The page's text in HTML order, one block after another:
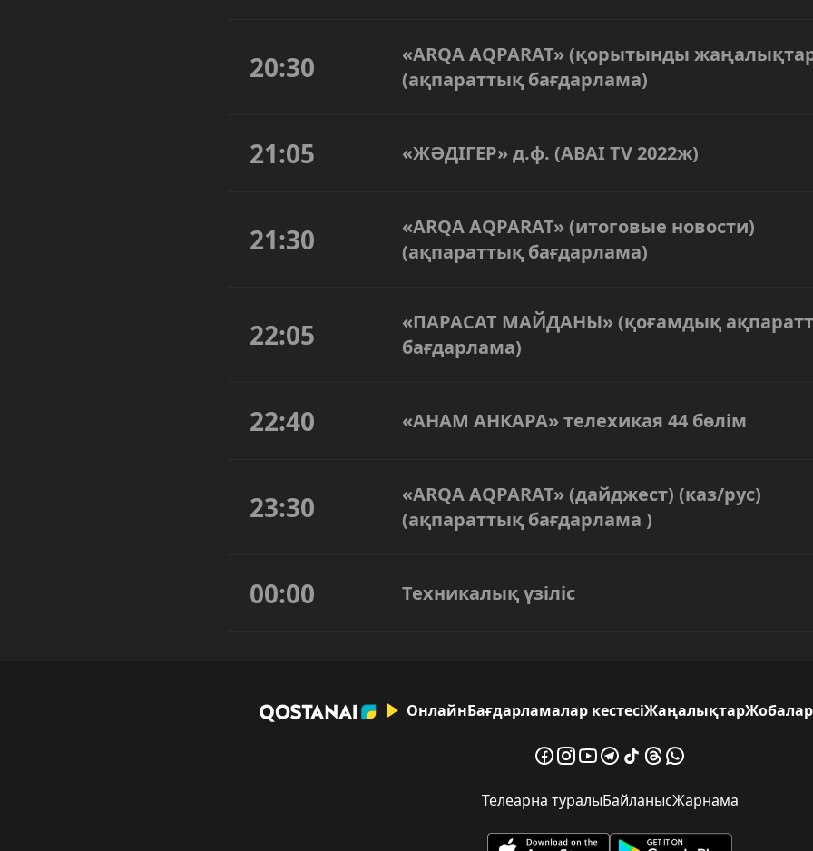
20:30
«ARQA AQPARAT» (қорытынды
(ақпараттық бағдарлама)
21:05 «ЖӘДІГЕР» д.ф. (ABAI TV 2022ж)
21:30
«ARQA AQPARAT» (итоговые новости)
(ақпараттық бағдарлама)
22:05
«ПАРАСАТ МАЙДАНЫ» (қоғамдық
бағдарлама)
22:40 «АНАМ АНКАРА» телехикая 44 бөлім
23:30
«ARQA AQPARAT» (дайджест) (каз/рус)
(ақпараттық бағдарлама )
00:00 Техникалық үзіліс
ОнлайнБағдарламалар кестесіЖаңалықтарЖобалар
Телеарна туралыБайланысЖарнама